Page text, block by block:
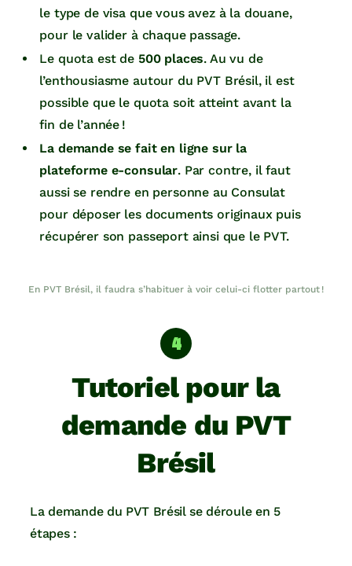
le type de visa que vous avez à la douane,
pour le valider à chaque passage.
Le quota est de 500 places. Au vu de
l’enthousiasme autour du PVT Brésil, il est
possible que le quota soit atteint avant la
fin de l’année !
La demande se fait en ligne sur la
plateforme e-consular. Par contre, il faut
aussi se rendre en personne au Consulat
pour déposer les documents originaux puis
récupérer son passeport ainsi que le PVT.
En PVT Brésil, il faudra s’habituer à voir celui-ci flotter partout !
Tutoriel pour la
demande du PVT
Brésil
La demande du PVT Brésil se déroule en 5
étapes :